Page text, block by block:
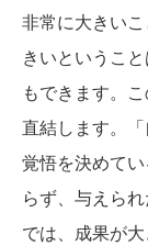
非常に大きい
きいというこ
もできます。
直結します。
覚悟を決めて
らず、与えら
では、成果が